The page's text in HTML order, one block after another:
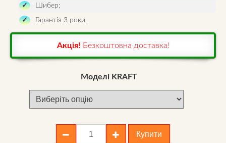
Шибер;
Гарантія 3 роки.
Акція! Безкоштовна доставка!
Моделі KRAFT
Купити